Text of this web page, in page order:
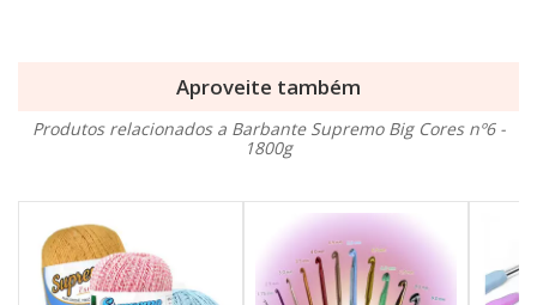
Aproveite também
Produtos relacionados a Barbante Supremo Big Cores nº6 -
1800g